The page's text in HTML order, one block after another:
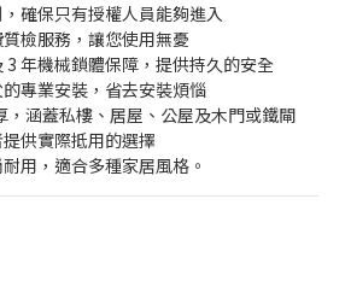
確保只有授權人員能夠進入
檢服務，讓您使用無憂
3 年機械鎖體保障，提供持久的安全
專業安裝，省去安裝煩惱
涵蓋私樓、居屋、公屋及木門或鐵閘
供實際抵用的選擇
用，適合多種家居風格。